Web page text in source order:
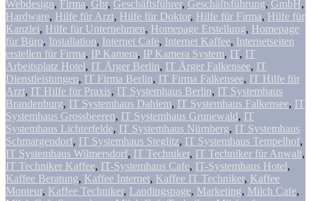
Webdesign, Firma, Gbr, Geschäftsführer, Geschäftsführung, GmbH,
Hardware, Hilfe für Arzt, Hilfe für Doktor, Hilfe für Firma, Hilfe für
Kanzlei, Hilfe für Unternehmen, Homepage Erstellung, Homepage
für Büro, Installation, Internet Cafe, Internet Kaffee, Internetseiten
erstellen für Firma, IP Kamera, IP Kamera System, IT, IT
Arbeitsplatz Hotel, IT Ärger Berlin, IT Ärger Falkensee, IT
Dienstleistungen, IT Firma Berlin, IT Firma Falkensee, IT Hilfe für
Arzt, IT Hilfe für Praxis, IT Systemhaus Berlin, IT Systemhaus
Brandenburg, IT Systemhaus Dahlem, IT Systemhaus Falkensee, IT
Systemhaus Grossbeeren, IT Systemhaus Grunewald, IT
Systemhaus Lichterfelde, IT Systemhaus Nürnberg, IT Systemhaus
Schmargendorf, IT Systemhaus Steglitz, IT Systemhaus Tempelhof,
IT Systemhaus Wilmersdorf, IT Techniker, IT Techniker für Anwalt,
IT Techniker Kaffee, IT-Systemhaus Cafe, IT-Systemhaus Hotel,
Kaffee Beratung, Kaffee Internet, Kaffee IT Techniker, Kaffee
Monteur, Kaffee Techniker, Landingspage, Marketing, Milch Cafe,